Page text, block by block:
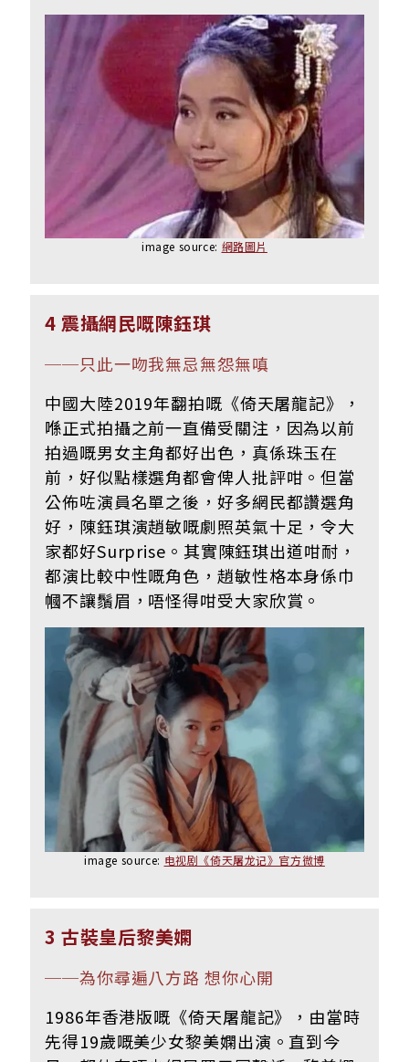
image source: 網路圖片
4 震攝網民嘅陳鈺琪
──只此一吻我無忌無怨無嗔
中國大陸2019年翻拍嘅《倚天屠龍記》，
喺正式拍攝之前一直備受關注，因為以前
拍過嘅男女主角都好出色，真係珠玉在
前，好似點樣選角都會俾人批評咁。但當
公佈咗演員名單之後，好多網民都讚選角
好，陳鈺琪演趙敏嘅劇照英氣十足，令大
家都好Surprise。其實陳鈺琪出道咁耐，
都演比較中性嘅角色，趙敏性格本身係巾
幗不讓鬚眉，唔怪得咁受大家欣賞。
image source: 电视剧《倚天屠龙记》官方微博
3 古裝皇后黎美嫻
──為你尋遍八方路 想你心開
1986年香港版嘅《倚天屠龍記》，由當時
先得19歲嘅美少女黎美嫻出演。直到今